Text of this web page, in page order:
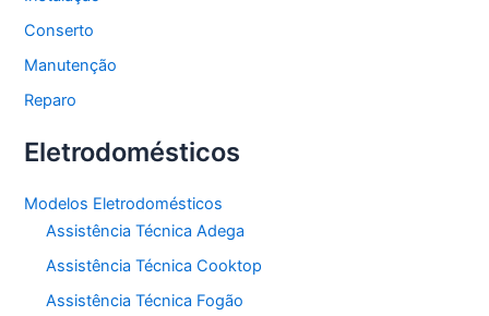
Conserto
Manutenção
Reparo
Eletrodomésticos
Modelos Eletrodomésticos
Assistência Técnica Adega
Assistência Técnica Cooktop
Assistência Técnica Fogão